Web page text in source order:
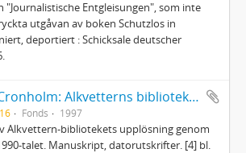
"Journalistische Entgleisungen", som inte
utgåvan av boken Schutzlos in
deportiert : Schicksale deutscher
Carl Gunnar Cronholm: Alkvetterns bibliotek : manuskript
Fonds 1997
Alkvettern-bibliotekets upplösning genom
talet. Manuskript, datorutskrifter. [4] bl.